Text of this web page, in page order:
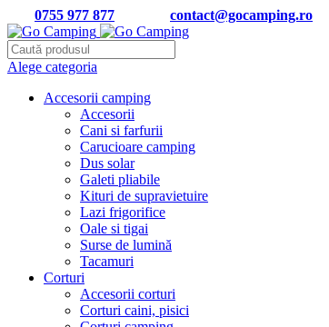
0755 977 877 contact@gocamping.ro
Alege categoria
Accesorii camping
Accesorii
Cani si farfurii
Carucioare camping
Dus solar
Galeti pliabile
Kituri de supravietuire
Lazi frigorifice
Oale si tigai
Surse de lumină
Tacamuri
Corturi
Accesorii corturi
Corturi caini, pisici